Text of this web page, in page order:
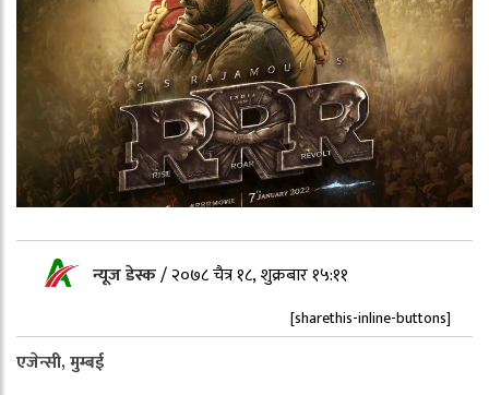
न्यूज डेस्क/२०७८ चैत्र १८, शुक्रबार १५:११
[sharethis-inline-buttons]
एजेन्सी, मुम्बई